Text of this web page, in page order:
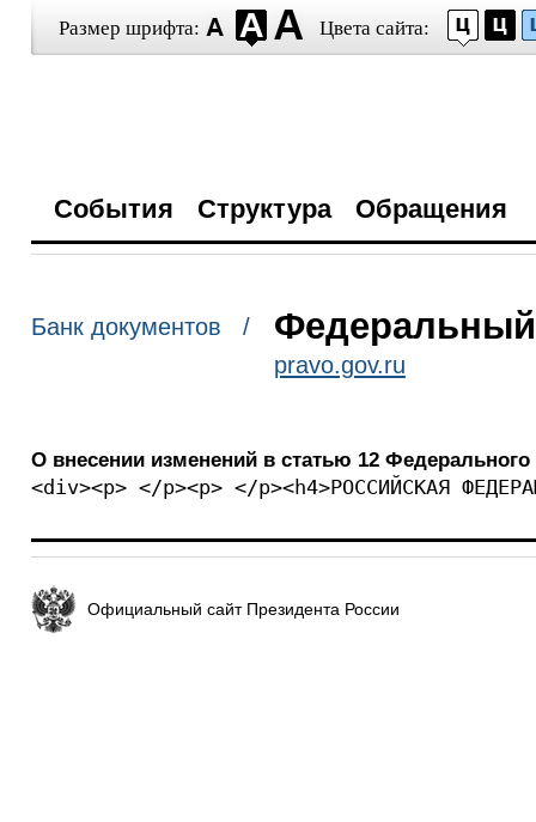
Размер шрифта: Цвета сайта:
События Структура Обращения
Банк документов / Федеральный
pravo.gov.ru
О внесении изменений в статью 12 Федерального
<div><p> </p><p> </p><h4>РОССИЙСКАЯ
Официальный сайт Президента России